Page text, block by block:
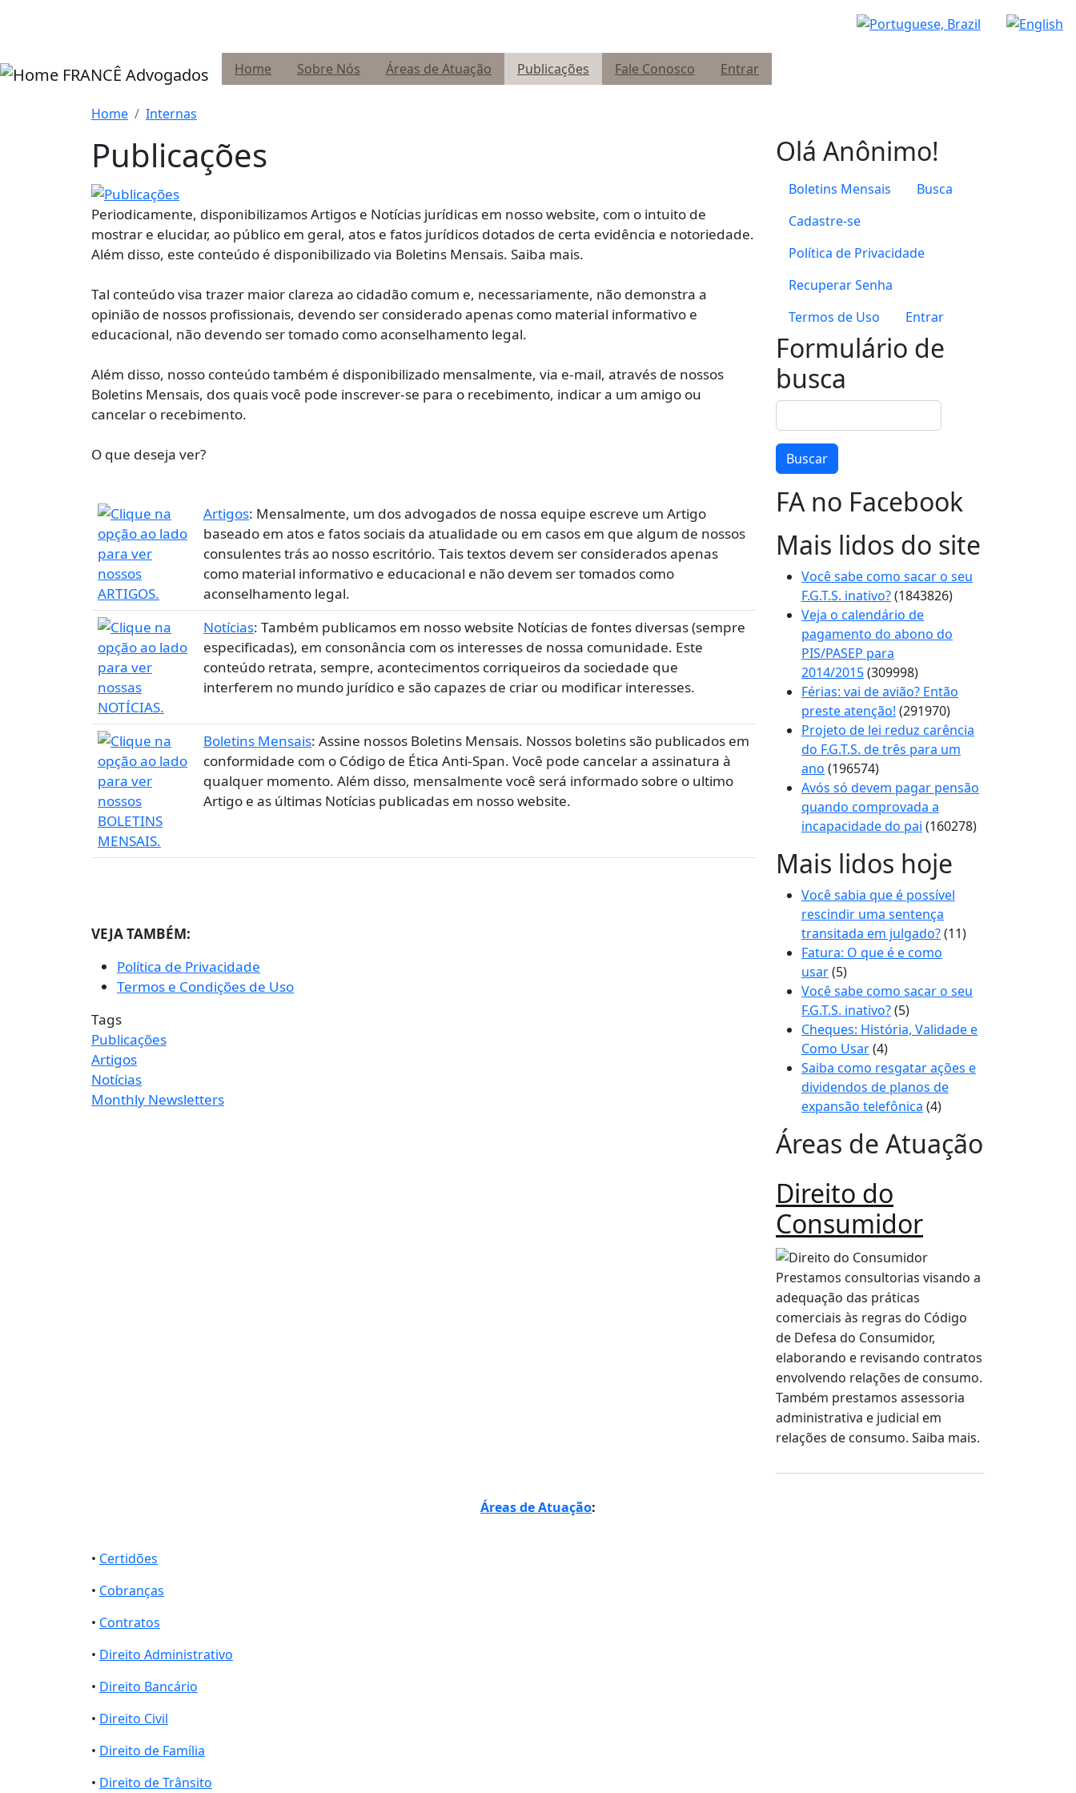
FRANCÊ Advogados Home Sobre Nós Áreas de Atuação Publicações Fale Conosco Entrar
Home Internas
Publicações
Periodicamente, disponibilizamos Artigos e Notícias jurídicas em nosso website, com o intuito de
mostrar e elucidar, ao público em geral, atos e fatos jurídicos dotados de certa evidência e notoriedade.
Além disso, este conteúdo é disponibilizado via Boletins Mensais. Saiba mais.
Tal conteúdo visa trazer maior clareza ao cidadão comum e, necessariamente, não demonstra a
opinião de nossos profissionais, devendo ser considerado apenas como material informativo e
educacional, não devendo ser tomado como aconselhamento legal.
Além disso, nosso conteúdo também é disponibilizado mensalmente, via e-mail, através de nossos
Boletins Mensais, dos quais você pode inscrever-se para o recebimento, indicar a um amigo ou
cancelar o recebimento.
O que deseja ver?
Artigos: Mensalmente, um dos advogados de nossa equipe escreve um Artigo
baseado em atos e fatos sociais da atualidade ou em casos em que algum de nossos
consulentes trás ao nosso escritório. Tais textos devem ser considerados apenas
como material informativo e educacional e não devem ser tomados como
aconselhamento legal.
Notícias: Também publicamos em nosso website Notícias de fontes diversas (sempre
especificadas), em consonância com os interesses de nossa comunidade. Este
conteúdo retrata, sempre, acontecimentos corriqueiros da sociedade que
interferem no mundo jurídico e são capazes de criar ou modificar interesses.
Boletins Mensais: Assine nossos Boletins Mensais. Nossos boletins são publicados em
conformidade com o Código de Ética Anti-Span. Você pode cancelar a assinatura à
qualquer momento. Além disso, mensalmente você será informado sobre o ultimo
Artigo e as últimas Notícias publicadas em nosso website.
VEJA TAMBÉM:
Política de Privacidade
Termos e Condições de Uso
Tags
Publicações
Artigos
Notícias
Monthly Newsletters
Olá Anônimo!
Boletins Mensais
Busca
Cadastre-se
Política de Privacidade
Recuperar Senha
Termos de Uso
Entrar
Formulário de
busca
Buscar
Buscar
FA no Facebook
Mais lidos do site
Você sabe como sacar o seu
F.G.T.S. inativo?(1843826)
Veja o calendário de
pagamento do abono do
PIS/PASEP para
2014/2015(309998)
Férias: vai de avião? Então
preste atenção! (291970)
Projeto de lei reduz carência
do F.G.T.S. de três para um
ano (196574)
Avós só devem pagar pensão
quando comprovada a
incapacidade do pai (160278)
Mais lidos hoje
Você sabia que é possível
rescindir uma sentença
transitada em julgado?(11)
Fatura: O que é e como
usar(5)
Você sabe como sacar o seu
F.G.T.S. inativo?(5)
Cheques: História, Validade e
Como Usar(4)
Saiba como resgatar ações e
dividendos de planos de
expansão telefônica (4)
Áreas de Atuação
Direito do
Consumidor
Prestamos consultorias visando a
adequação das práticas
comerciais às regras do Código
de Defesa do Consumidor,
elaborando e revisando contratos
envolvendo relações de consumo.
Também prestamos assessoria
administrativa e judicial em
relações de consumo. Saiba mais.
Áreas de Atuação:
• Certidões
• Cobranças
• Contratos
• Direito Administrativo
• Direito Bancário
• Direito Civil
• Direito de Família
• Direito de Trânsito